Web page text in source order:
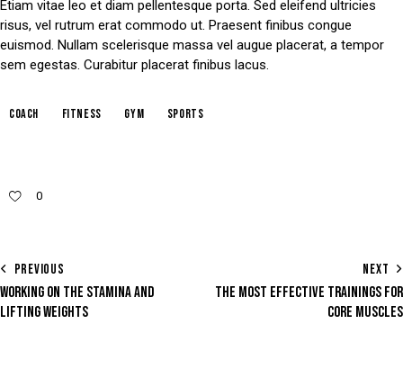
Etiam vitae leo et diam pellentesque porta. Sed eleifend ultricies
risus, vel rutrum erat commodo ut. Praesent finibus congue
euismod. Nullam scelerisque massa vel augue placerat, a tempor
sem egestas. Curabitur placerat finibus lacus.
coach fitness gym sports
0
PREVIOUS
WORKING ON THE STAMINA AND
LIFTING WEIGHTS
NEXT
THE MOST EFFECTIVE TRAININGS FOR
CORE MUSCLES